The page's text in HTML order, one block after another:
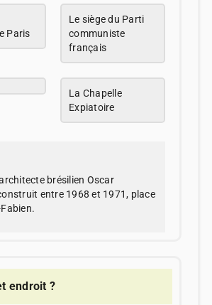
Paris
Le siège du Parti
communiste
français
La Chapelle
Expiatoire
brésilien Oscar
entre 1968 et 1971, place
endroit ?